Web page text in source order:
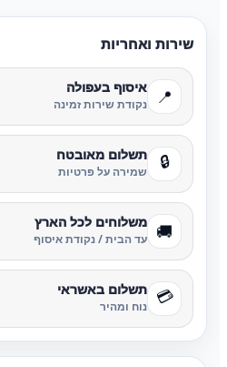
שירות ואחריות
📍 איסוף בעפולה
נקודת שירות זמינה
🔒 תשלום מאובטח
שמירה על פרטיות
🚚 משלוחים לכל הארץ
עד הבית / נקודת איסוף
💳 תשלום באשראי
נוח ומהיר